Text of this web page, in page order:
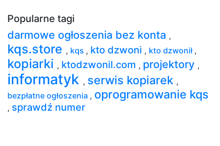
Popularne tagi
darmowe ogłoszenia bez konta ,
kqs.store , kqs , kto dzwoni , kto dzwonił ,
kopiarki , ktodzwonil.com , projektory ,
informatyk , serwis kopiarek ,
bezpłatne ogłoszenia , oprogramowanie kqs
, sprawdź numer